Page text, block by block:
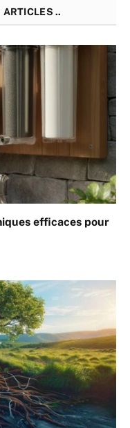
ARTICLES ..
efficaces pour